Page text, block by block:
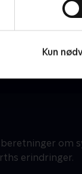
Kun
om
erindringer.